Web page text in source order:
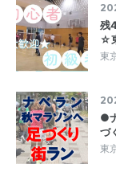
残
☆
東
●
づ
東